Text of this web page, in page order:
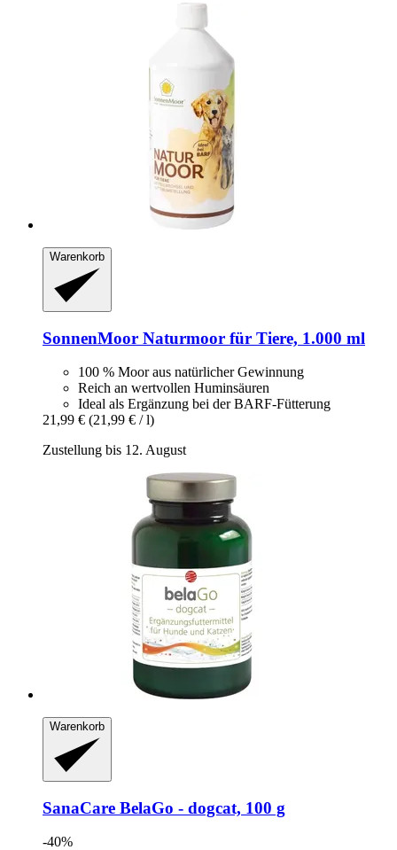
Warenkorb
SonnenMoor Naturmoor für Tiere, 1.000 ml
100 % Moor aus natürlicher Gewinnung
Reich an wertvollen Huminsäuren
Ideal als Ergänzung bei der BARF-Fütterung
21,99 € (21,99 € / l)
Zustellung bis 12. August
Warenkorb
SanaCare BelaGo -​ dogcat, 100 g
-40%